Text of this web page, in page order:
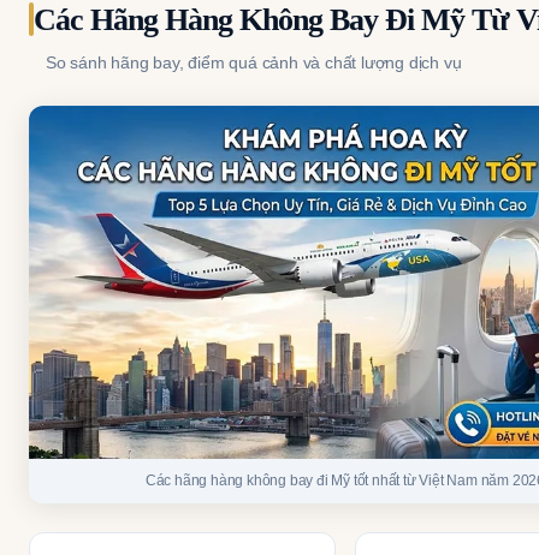
Các Hãng Hàng Không Bay Đi Mỹ Từ
So sánh hãng bay, điểm quá cảnh và chất lượng dịch vụ
Các hãng hàng không bay đi Mỹ tốt nhất từ Việt Nam năm